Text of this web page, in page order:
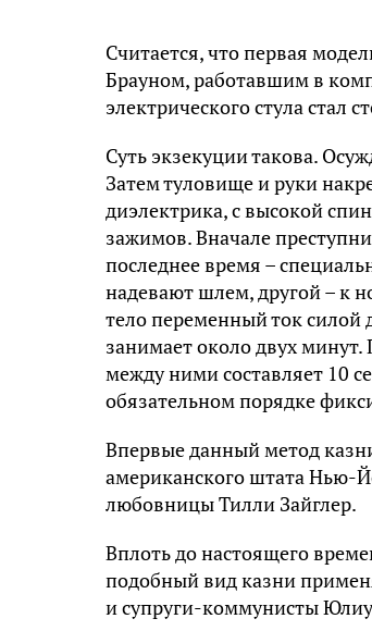
Считается, что первая
Брауном, работавшим в
электрического стула стал
Суть экзекуции такова.
Затем туловище и руки
диэлектрика, с высокой
зажимов. Вначале
последнее время –
надевают шлем, другой – к
тело переменный ток силой
занимает около двух
между ними составляет 10
обязательном порядке
Впервые данный метод
американского штата Нью-
любовницы Тилли Зайглер.
Вплоть до настоящего
подобный вид казни
и супруги-коммунисты